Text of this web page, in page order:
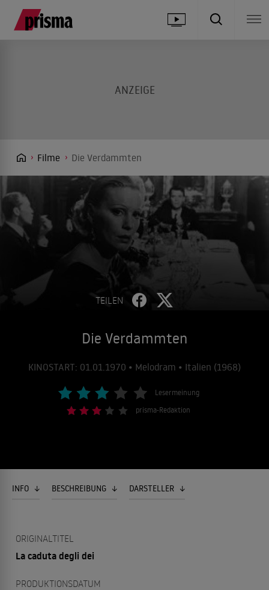
Filme Die Verdammten
TEILEN
Die Verdammten
KINOSTART: 01.01.1970 • Melodram • Italien (1968)
Lesermeinung
prisma-Redaktion
INFO BESCHREIBUNG DARSTELLER
ORIGINALTITEL
La caduta degli dei
PRODUKTIONSDATUM